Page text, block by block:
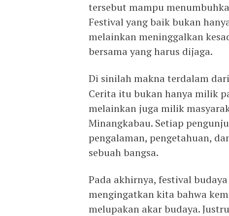
tersebut mampu
Festival yang baik bukan
melainkan meninggalkan
bersama yang harus dijaga.
Di sinilah makna terdalam
Cerita itu bukan hanya milik
melainkan juga milik
Minangkabau. Setiap
pengalaman, pengetahuan,
sebuah bangsa.
Pada akhirnya, festival
mengingatkan kita bahwa
melupakan akar budaya.